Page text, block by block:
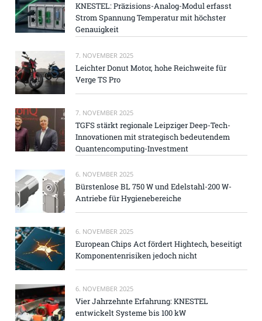
KNESTEL: Präzisions-Analog-Modul erfasst
Strom Spannung Temperatur mit höchster
Genauigkeit
7. NOVEMBER 2025
Leichter Donut Motor, hohe Reichweite für
Verge TS Pro
7. NOVEMBER 2025
TGFS stärkt regionale Leipziger Deep-Tech-
Innovationen mit strategisch bedeutendem
Quantencomputing-Investment
6. NOVEMBER 2025
Bürstenlose BL 750 W und Edelstahl-200 W-
Antriebe für Hygienebereiche
6. NOVEMBER 2025
European Chips Act fördert Hightech, beseitigt
Komponentenrisiken jedoch nicht
6. NOVEMBER 2025
Vier Jahrzehnte Erfahrung: KNESTEL
entwickelt Systeme bis 100 kW